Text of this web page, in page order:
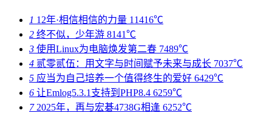
1 12年·相信相信的力量 11416℃
2 终不似，少年游 8141℃
3 使用Linux为电脑焕发第二春 7489℃
4 贰零贰伍：用文字与时间赋予未来与成长 7037℃
5 应当为自己培养一个值得终生的爱好 6429℃
6 让Emlog5.3.1支持到PHP8.4 6259℃
72025年，再与宏碁4738G相逢 6252℃